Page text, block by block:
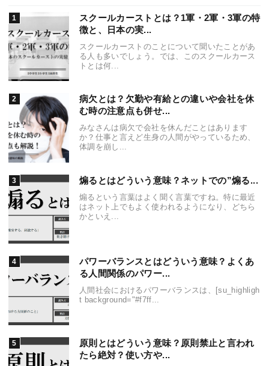
スクールカーストとは？1軍・2軍・3軍の特
徴と、日本の実...
スクールカーストのことについて聞いたことがあ
る人も多いでしょう。では、このスクールカース
トとは何...
病欠とは？欠勤や有給との違いや会社を休
む時の注意点も併せ...
みなさんは病欠で会社を休んだことはあります
か？仕事と言えど生身の人間がやっているため、
体調を崩し...
煽るとはどういう意味？ネットでの”煽る...
煽るという言葉はよく聞く言葉ですね。特に最近
はネット上でもよく使われるようになり、どちら
かといえ...
パワーバランスとはどういう意味？よくあ
る人間関係のパワー...
人間社会におけるパワーバランスは、[su_highligh
t background="#f7ff...
原則とはどういう意味？原則禁止と言われ
たら絶対？使い方や...